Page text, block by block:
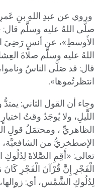
وروي عن عبدِ اللهِ بنِ
صلَّى اللهُ عليه وسلَّم
الأَوسطِ»، عن أنسٍ رَضِيَ
اللهُ عليه وسلَّم صلاةَ
قال: قد صَلَّى الناسُ
انتظرتُموها».
وجاء أن القول الثاني:
اللَّيلِ، ولا يُوجَدُ وقتُ
الظاهريِّ ، ومحتمَلُ قولِ
الإصطخريُّ من الشافعيَّة،
تعالى: «أَقِمِ الصَّلاةَ
لِدُلُوكِ الشَّمْسِ، أي: